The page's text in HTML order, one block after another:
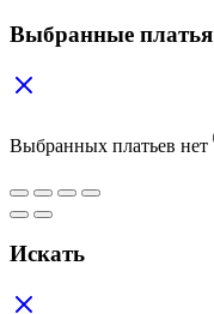
Выбранные платья
Выбранных платьев нет
Искать